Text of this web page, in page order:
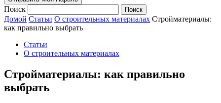
Поиск
Домой Статьи О строительных материалах Cтройматериалы:
как правильно выбрать
Статьи
О строительных материалах
Cтройматериалы: как правильно
выбрать